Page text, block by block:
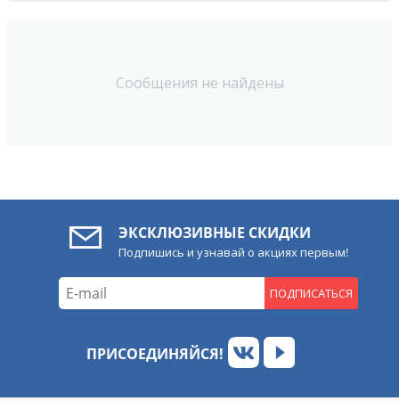
Сообщения не найдены
ЭКСКЛЮЗИВНЫЕ СКИДКИ
Подпишись и узнавай о акциях первым!
ПОДПИСАТЬСЯ
ПРИСОЕДИНЯЙСЯ!